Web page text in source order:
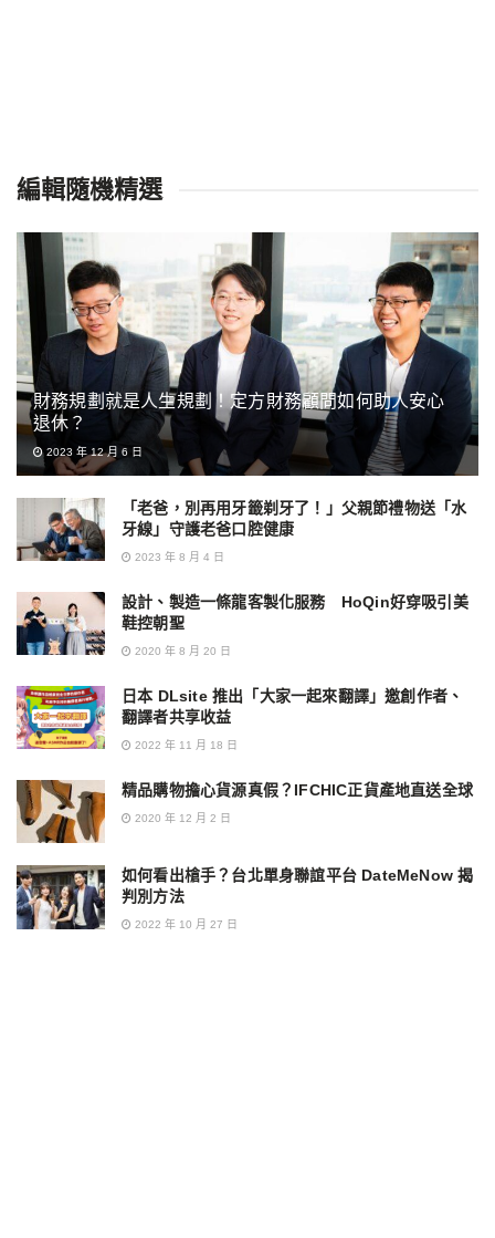
編輯隨機精選
財務規劃就是人生規劃！定方財務顧問如何助人安心
退休？
2023 年 12 月 6 日
「老爸，別再用牙籤剃牙了！」父親節禮物送「水
牙線」守護老爸口腔健康
2023 年 8 月 4 日
設計、製造一條龍客製化服務 HoQin好穿吸引美
鞋控朝聖
2020 年 8 月 20 日
日本 DLsite 推出「大家一起來翻譯」邀創作者、
翻譯者共享收益
2022 年 11 月 18 日
精品購物擔心貨源真假？IFCHIC正貨產地直送全球
2020 年 12 月 2 日
如何看出槍手？台北單身聯誼平台 DateMeNow 揭
判別方法
2022 年 10 月 27 日